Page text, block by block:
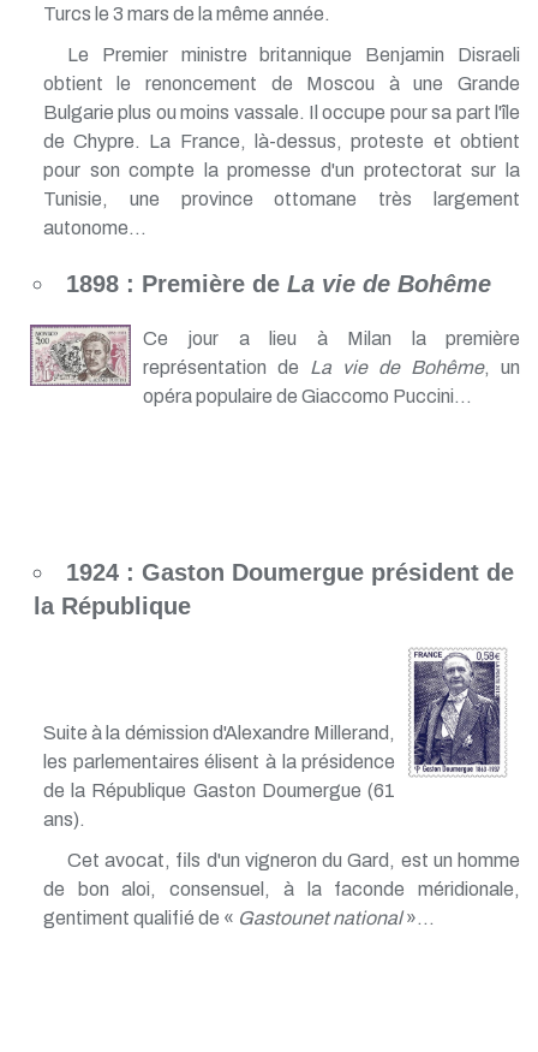
Turcs le 3 mars de la même année.
Le Premier ministre britannique Benjamin Disraeli
obtient le renoncement de Moscou à une Grande
Bulgarie plus ou moins vassale. Il occupe pour sa part l'île
de Chypre. La France, là-dessus, proteste et obtient
pour son compte la promesse d'un protectorat sur la
Tunisie, une province ottomane très largement
autonome...
1898 : Première de La vie de Bohême
Ce jour a lieu à Milan la première
représentation de La vie de Bohême, un
opéra populaire de Giaccomo Puccini...
1924 : Gaston Doumergue président de
la République
Suite à la démission d'Alexandre Millerand,
les parlementaires élisent à la présidence
de la République Gaston Doumergue (61
ans).
Cet avocat, fils d'un vigneron du Gard, est un homme
de bon aloi, consensuel, à la faconde méridionale,
gentiment qualifié de « Gastounet national»...